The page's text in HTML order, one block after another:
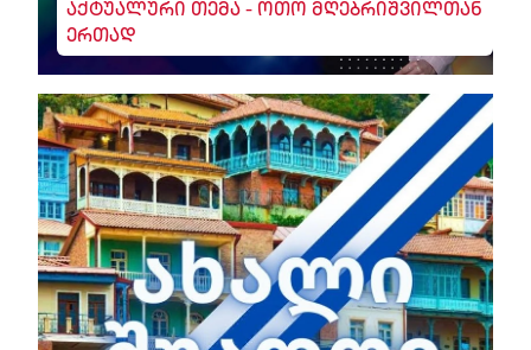
აქტუალური თემა - ოთო მღებრიშვილთან
ერთად